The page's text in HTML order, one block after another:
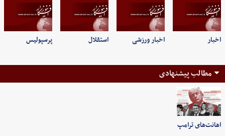
اخبار اخبار ورزشی استقلال پرسپولیس
مطالب پیشنهادی
اهانت‌های ترامپ